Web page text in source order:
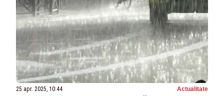
25 apr. 2025, 10:44 Actualitate